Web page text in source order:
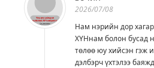
2026/07/08
Нам нэрийн дор
ХҮНнам болон бусад
төлөө юу хийсэн гэж
дэлбэрч үхтэлээ